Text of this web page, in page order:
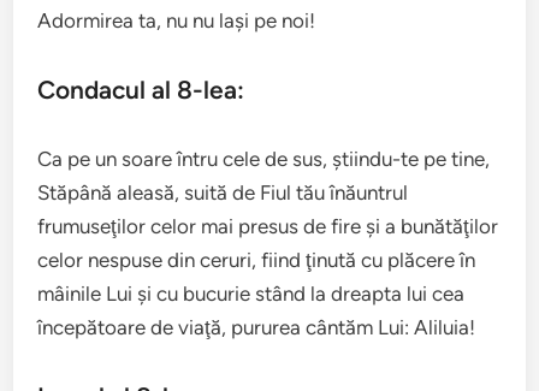
Adormirea ta, nu nu laşi pe noi!
Condacul al 8-lea:
Ca pe un soare întru cele de sus, ştiindu-te pe tine,
Stăpână aleasă, suită de Fiul tău înăuntrul
frumuseţilor celor mai presus de fire şi a bunătăţilor
celor nespuse din ceruri, fiind ţinută cu plăcere în
mâinile Lui şi cu bucurie stând la dreapta lui cea
începătoare de viaţă, pururea cântăm Lui: Aliluia!